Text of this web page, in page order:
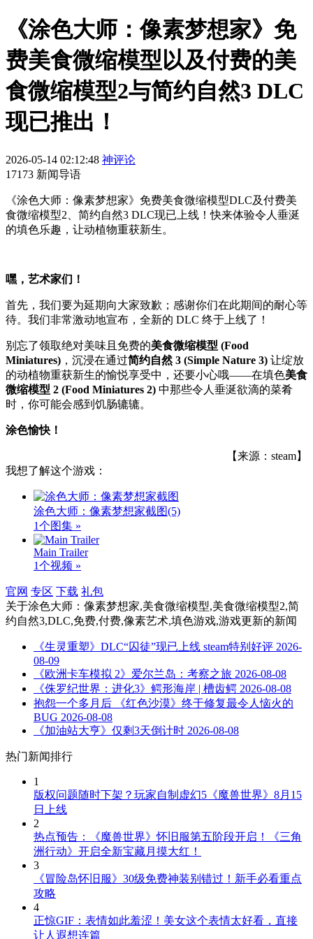
《涂色大师：像素梦想家》免
费美食微缩模型以及付费的美
食微缩模型2与简约自然3 DLC
现已推出！
2026-05-14 02:12:48 神评论
17173 新闻导语
《涂色大师：像素梦想家》免费美食微缩模型DLC及付费美
食微缩模型2、简约自然3 DLC现已上线！快来体验令人垂涎
的填色乐趣，让动植物重获新生。
嘿，艺术家们！
首先，我们要为延期向大家致歉；感谢你们在此期间的耐心等
待。我们非常激动地宣布，全新的 DLC 终于上线了！
别忘了领取绝对美味且免费的美食微缩模型 (Food
Miniatures) ，沉浸在通过简约自然 3 (Simple Nature 3) 让绽放
的动植物重获新生的愉悦享受中，还要小心哦——在填色美食
微缩模型 2 (Food Miniatures 2) 中那些令人垂涎欲滴的菜肴
时，你可能会感到饥肠辘辘。
涂色愉快！
【来源：steam】
我想了解这个游戏：
涂色大师：像素梦想家截图(5)
1个图集 »
Main Trailer
1个视频 »
官网 专区 下载 礼包
关于涂色大师：像素梦想家,美食微缩模型,美食微缩模型2,简
约自然3,DLC,免费,付费,像素艺术,填色游戏,游戏更新的新闻
《生灵重塑》DLC“囚徒”现已上线 steam特别好评 2026-
08-09
《欧洲卡车模拟 2》爱尔兰岛：考察之旅 2026-08-08
《侏罗纪世界：进化3》鳄形海岸 | 槽齿鳄 2026-08-08
抱怨一个多月后 《红色沙漠》终于修复最令人恼火的
BUG 2026-08-08
《加油站大亨》仅剩3天倒计时 2026-08-08
热门新闻排行
1
版权问题随时下架？玩家自制虚幻5《魔兽世界》8月15
日上线
2
热点预告：《魔兽世界》怀旧服第五阶段开启！《三角
洲行动》开启全新宝藏月摸大红！
3
《冒险岛怀旧服》30级免费神装别错过！新手必看重点
攻略
4
正惊GIF：表情如此羞涩！美女这个表情太好看，直接
让人遐想连篇